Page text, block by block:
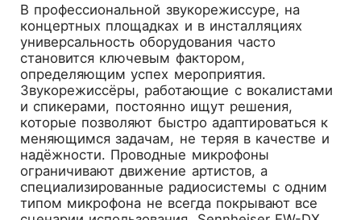
В профессиональной звукорежиссуре, на
концертных площадках и в инсталляциях
универсальность оборудования часто
становится ключевым фактором,
определяющим успех мероприятия.
Звукорежиссёры, работающие с вокалистами
и спикерами, постоянно ищут решения,
которые позволяют быстро адаптироваться к
меняющимся задачам, не теряя в качестве и
надёжности. Проводные микрофоны
ограничивают движение артистов, а
специализированные радиосистемы с одним
типом микрофона не всегда покрывают все